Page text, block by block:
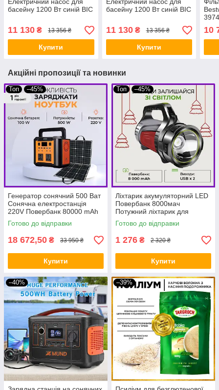
басейну 1200 Вт синій BIC
11 130 ₴ 13 356 ₴
Купити
басейну 1200 Вт синій BIC
11 130₴ 13 356 ₴
Купити
10
Акційні пропозиції та новинки
Топ –45%
Генератор сонячний 500 Ват
Сонячна електростанція
220V Повербанк 80000 mAh
+ сонячна панель 100 ват
BIO
Готово до відправки
18 672,50 ₴ 33 950 ₴
Купити
Топ –45%
Ліхтарик акумуляторний LED
Повербанк 8000мач
Потужний ліхтарик для
освітлення будинку BIO
Готово до відправки
1 276 ₴ 2 320 ₴
Купити
–40% –39%